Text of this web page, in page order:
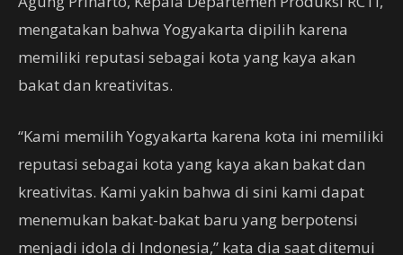
mengatakan bahwa Yogyakarta dipilih karena
memiliki reputasi sebagai kota yang kaya akan
bakat dan kreativitas.
“Kami memilih Yogyakarta karena kota ini memiliki
reputasi sebagai kota yang kaya akan bakat dan
kreativitas. Kami yakin bahwa di sini kami dapat
menemukan bakat-bakat baru yang berpotensi
menjadi idola di Indonesia,” kata dia saat ditemui